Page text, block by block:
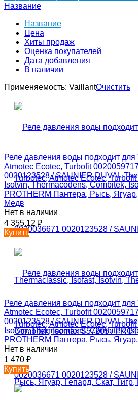
Название
Название
Цена
Хиты продаж
Оценка покупателей
Дата добавления
В наличии
Применяемость: VaillantОчистить
Реле давления воды подходит для
Atmotec Ecotec, Turbofit
0020123528 / SAUNIER DUVAL
Isotvin, Thermacodens, Combitek,
PROTHERM Пантера, Рысь, Ягуар,
Медв
Нет в наличии
4 355,12 ₽
Купить
Реле давления воды подходит для
Atmotec Ecotec, Turbofit
0020123528 / SAUNIER DUVAL
Isotvin, Thermacodens, Combitek,
PROTHERM Пантера, Рысь,
Нет в наличии
1 470 ₽
Купить